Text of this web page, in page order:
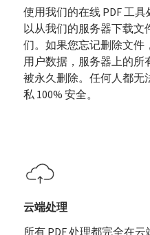
使用我们的在线 PDF 工
以从我们的服务器下载文
们。如果您忘记删除文件
用户数据，服务器上的所
被永久删除。任何人都无
私 100% 安全。
云端处理
所有 PDF 处理都完全在